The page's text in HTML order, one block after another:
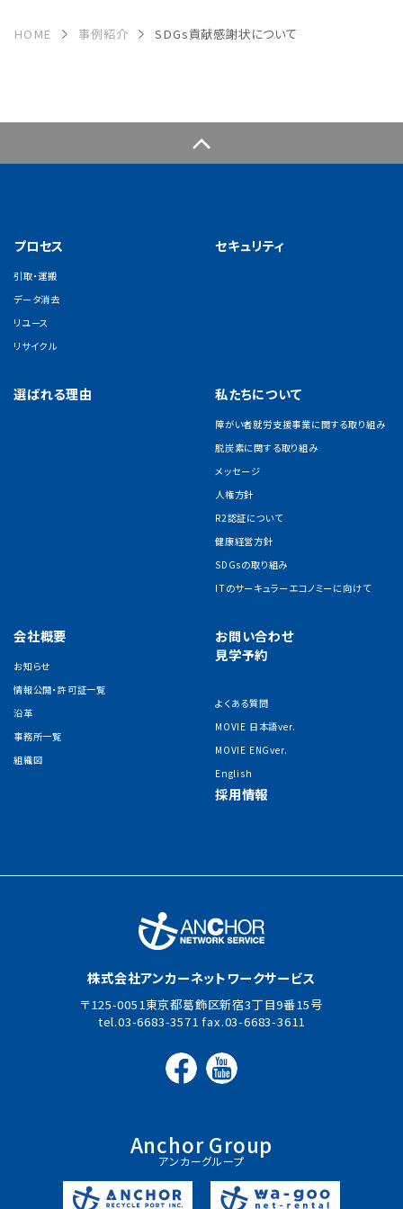
HOME 事例紹介 SDGs貢献感謝状について
プロセス
引取・運搬
データ消去
リユース
リサイクル
セキュリティ
選ばれる理由 私たちについて
障がい者就労支援事業に関する取り組み
脱炭素に関する取り組み
メッセージ
人権方針
R2認証について
健康経営方針
SDGsの取り組み
ITのサーキュラーエコノミーに向けて
会社概要
お知らせ
情報公開・許可証一覧
沿革
事務所一覧
組織図
お問い合わせ
見学予約
よくある質問
MOVIE 日本語ver.
MOVIE ENGver.
English
採用情報
株式会社アンカーネットワークサービス
125-0051東京都葛飾区新宿3丁目9番15号
03-6683-3571
03-6683-3611
Anchor Group
アンカーグループ